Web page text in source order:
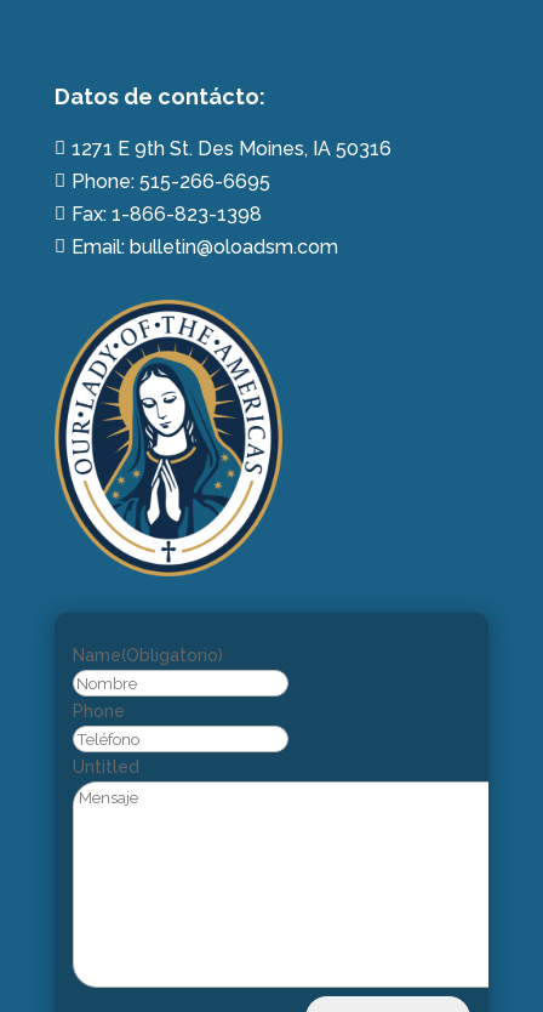
Datos de contácto:
 1271 E 9th St. Des Moines, IA 50316
 Phone: 515-266-6695
 Fax: 1-866-823-1398
 Email: bulletin@oloadsm.com
Name(Obligatorio)
Nombre
Phone
Untitled